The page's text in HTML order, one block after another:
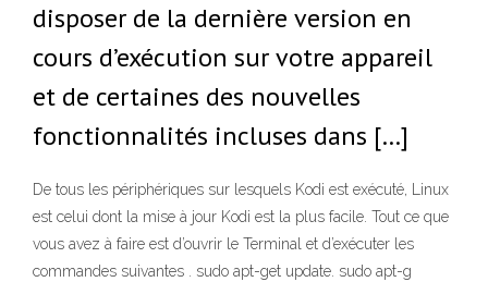
disposer de la dernière version en
cours d’exécution sur votre appareil
et de certaines des nouvelles
fonctionnalités incluses dans […]
De tous les périphériques sur lesquels Kodi est exécuté, Linux
est celui dont la mise à jour Kodi est la plus facile. Tout ce que
vous avez à faire est d’ouvrir le Terminal et d’exécuter les
commandes suivantes . sudo apt-get update. sudo apt-g